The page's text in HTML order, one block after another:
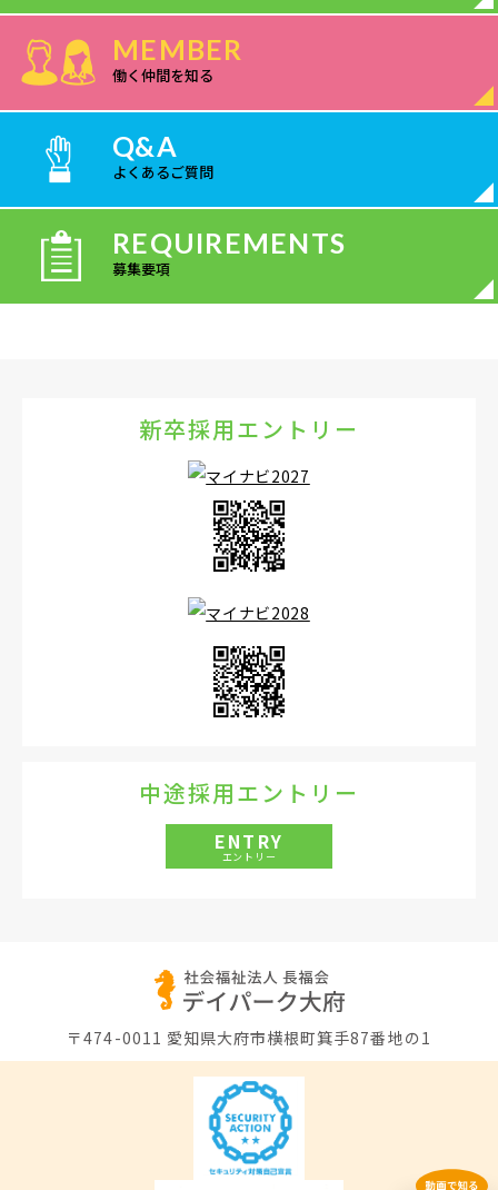
MEMBER
働く仲間を知る
Q&A
よくあるご質問
REQUIREMENTS
募集要項
新卒採用エントリー
中途採用エントリー
ENTRY
エントリー
〒474-0011 愛知県大府市横根町箕手87番地の1